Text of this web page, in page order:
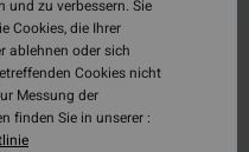
und zu verbessern. Sie
Cookies, die Ihrer
ablehnen oder sich
Cookies nicht
Messung der
finden Sie in unserer :